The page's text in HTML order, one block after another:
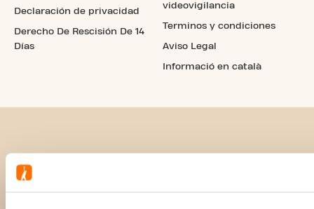
Declaración de privacidad
Derecho De Rescisión De 14
Días
videovigilancia
Terminos y condiciones
Aviso Legal
Informació en català